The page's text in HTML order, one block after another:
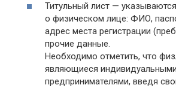
Титульный лист —
о физическом лице: ФИО,
адрес места регистрации
прочие данные.
Необходимо отметить, что
являющиеся индивидуальными
предпринимателями, введя